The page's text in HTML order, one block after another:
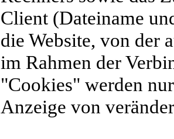
Client (Dateiname
die Website, von der
im Rahmen der
"Cookies" werden
Anzeige von